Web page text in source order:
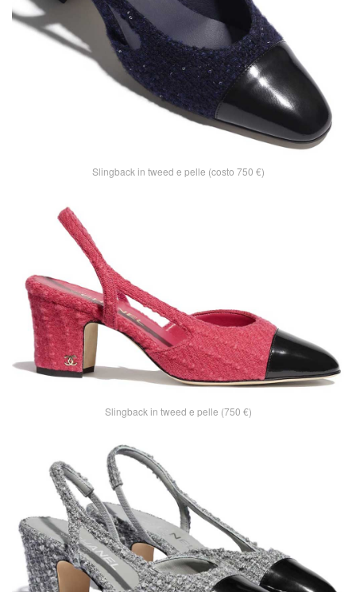
Slingback in tweed e pelle (costo 750 €)
Slingback in tweed e pelle (750 €)